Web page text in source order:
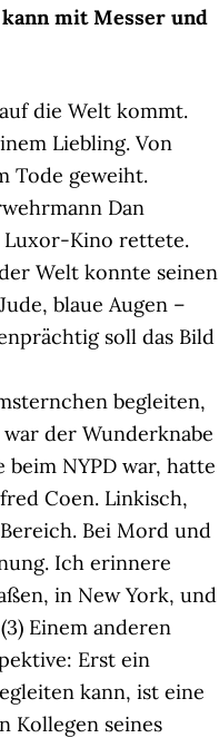
mit Messer und
die Welt kommt.
Liebling. Von
Tode geweiht.
Dan
Luxor-Kino rettete.
Welt konnte seinen
blaue Augen –
soll das Bild
begleiten,
der Wunderknabe
NYPD war, hatte
Coen. Linkisch,
Bei Mord und
Ich erinnere
in New York, und
Einem anderen
Erst ein
kann, ist eine
Kollegen seines